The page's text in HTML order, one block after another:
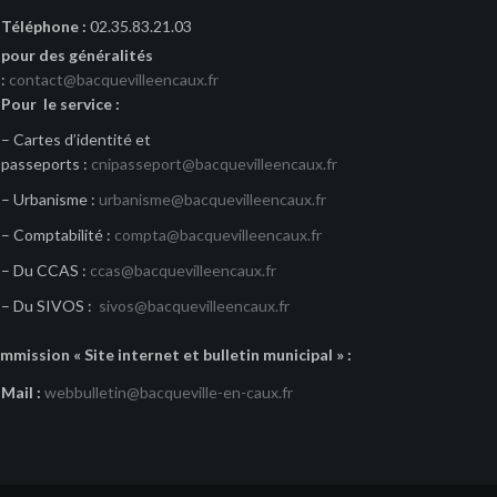
Téléphone : 02.35.83.21.03
pour des généralités
: contact@bacquevilleencaux.fr
Pour le service :
– Cartes d’identité et
passeports : cnipasseport@bacquevilleencaux.fr
– Urbanisme : urbanisme@bacquevilleencaux.fr
– Comptabilité : compta@bacquevilleencaux.fr
– Du CCAS : ccas@bacquevilleencaux.fr
– Du SIVOS : sivos@bacquevilleencaux.fr
« Site internet et bulletin municipal » :
Mail : webbulletin@bacqueville-en-caux.fr